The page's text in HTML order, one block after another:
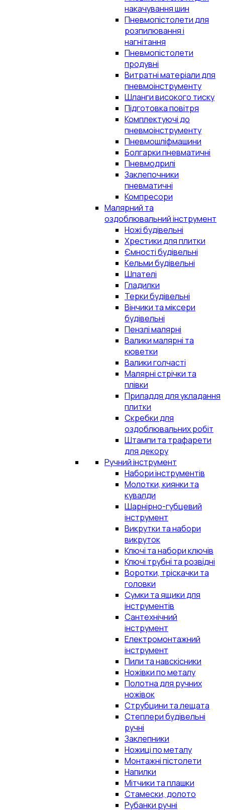
накачування шин
Пневмопістолети для
розпилювання і
нагнітання
Пневмопістолети
продувні
Витратні матеріали для
пневмоінструменту
Шланги високого тиску
Підготовка повітря
Комплектуючі до
пневмоінструменту
Пневмошліфмашини
Болгарки пневматичні
Пневмодрилі
Заклепочники
пневматичні
Компресори
Малярний та
оздоблювальний інструмент
Ножі будівельні
Хрестики для плитки
Ємності будівельні
Кельми будівельні
Шпателі
Гладилки
Терки будівельні
Вінчики та міксери
будівельні
Пензлі малярні
Валики малярні та
кюветки
Валики голчасті
Малярні стрічки та
плівки
Приладдя для укладання
плитки
Скребки для
оздоблювальних робіт
Штампи та трафарети
для декору
Ручний інструмент
Набори інструментів
Молотки, киянки та
кувалди
Шарнірно-губцевий
інструмент
Викрутки та набори
викруток
Ключі та набори ключів
Ключі трубні та розвідні
Воротки, тріскачки та
головки
Сумки та ящики для
інструментів
Сантехнічний
інструмент
Електромонтажний
інструмент
Пили та навскісники
Ножівки по металу
Полотна для ручних
ножівок
Струбцини та лещата
Степлери будівельні
ручні
Заклепники
Ножиці по металу
Монтажні пістолети
Напилки
Мітчики та плашки
Стамески, долото
Рубанки ручні